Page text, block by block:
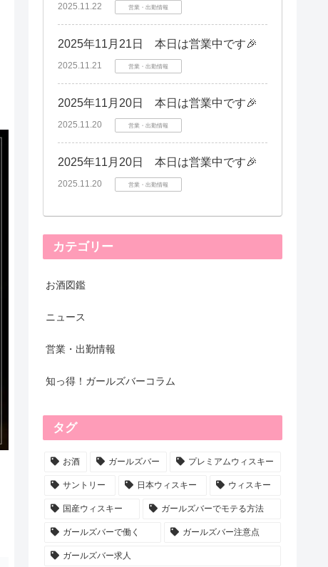
2025.11.22 営業・出勤情報
2025年11月21日 本日は営業中です🎉
2025.11.21 営業・出勤情報
2025年11月20日 本日は営業中です🎉
2025.11.20 営業・出勤情報
2025年11月20日 本日は営業中です🎉
2025.11.20 営業・出勤情報
カテゴリー
お酒図鑑
ニュース
営業・出勤情報
知っ得！ガールズバーコラム
タグ
お酒 ガールズバー プレミアムウィスキー
サントリー 日本ウィスキー ウィスキー
国産ウィスキー ガールズバーでモテる方法
ガールズバーで働く ガールズバー注意点
ガールズバー求人